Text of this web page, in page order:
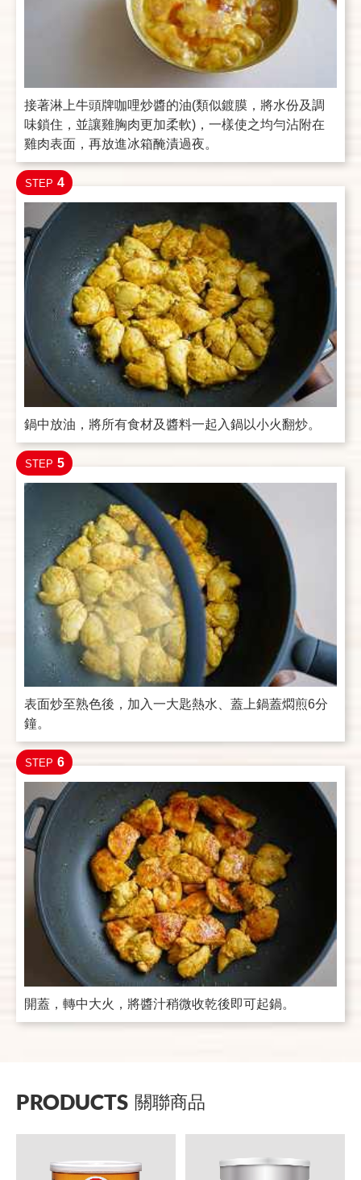
接著淋上牛頭牌咖哩炒醬的油(類似鍍膜，將水份及調
味鎖住，並讓雞胸肉更加柔軟)，一樣使之均勻沾附在
雞肉表面，再放進冰箱醃漬過夜。
STEP 4
鍋中放油，將所有食材及醬料一起入鍋以小火翻炒。
STEP 5
表面炒至熟色後，加入一大匙熱水、蓋上鍋蓋燜煎6分
鐘。
STEP 6
開蓋，轉中大火，將醬汁稍微收乾後即可起鍋。
PRODUCTS 關聯商品